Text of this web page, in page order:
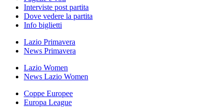
Interviste post partita
Dove vedere la partita
Info biglietti
Lazio Primavera
News Primavera
Lazio Women
News Lazio Women
Coppe Europee
Europa League